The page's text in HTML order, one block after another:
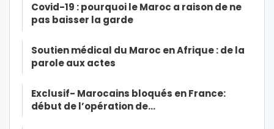
Covid-19 : pourquoi le Maroc a raison de ne
pas baisser la garde
Soutien médical du Maroc en Afrique : de la
parole aux actes
Exclusif- Marocains bloqués en France:
début de l’opération de…